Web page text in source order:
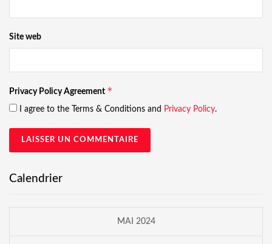
Site web
Privacy Policy Agreement *
I agree to the Terms & Conditions and Privacy Policy.
Calendrier
MAI 2024